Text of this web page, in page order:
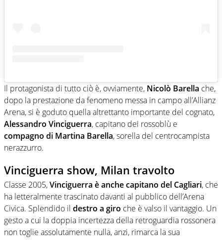
Il protagonista di tutto ciò è, ovviamente, Nicolò Barella che,
dopo la prestazione da fenomeno messa in campo all’Allianz
Arena, si è goduto quella altrettanto importante del cognato,
Alessandro Vinciguerra, capitano dei rossoblù e
compagno di Martina Barella, sorella del centrocampista
nerazzurro.
Vinciguerra show, Milan travolto
Classe 2005,Vinciguerra è anche capitano del Cagliari, che
ha letteralmente trascinato davanti al pubblico dell’Arena
Civica. Splendido il destro a giro che è valso il vantaggio. Un
gesto a cui la doppia incertezza della retroguardia rossonera
non toglie assolutamente nulla, anzi, rimarca la sua